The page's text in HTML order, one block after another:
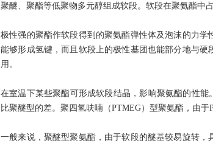
聚醚、聚酯等低聚物多元醇组成软段。软段在聚氨酯中
极性强的聚酯作软段得到的聚氨酯弹性体及泡沫的力
能够形成氢键，而且软段上的极性基团也能部分地与
用。
在室温下某些聚酯可形成软段结晶，影响聚氨酯的性
比聚醚型的差。聚四氢呋喃（PTMEG）型聚氨酯，由
一般来说，聚醚型聚氨酯，由于软段的醚基较易旋转